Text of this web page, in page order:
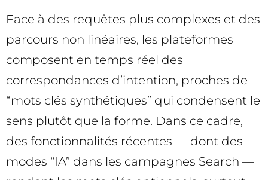
Face à des requêtes plus complexes et des
parcours non linéaires, les plateformes
composent en temps réel des
correspondances d’intention, proches de
“mots clés synthétiques” qui condensent le
sens plutôt que la forme. Dans ce cadre,
des fonctionnalités récentes — dont des
modes “IA” dans les campagnes Search —